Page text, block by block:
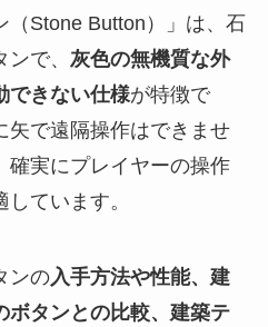
（Stone Button）」は、石
で、 灰色の無機質な外
できない仕様が特徴で
矢で遠隔操作はできませ
確実にプレイヤーの操作
ています。
ンの入手方法や性能、建
ボタンとの比較、建築テ